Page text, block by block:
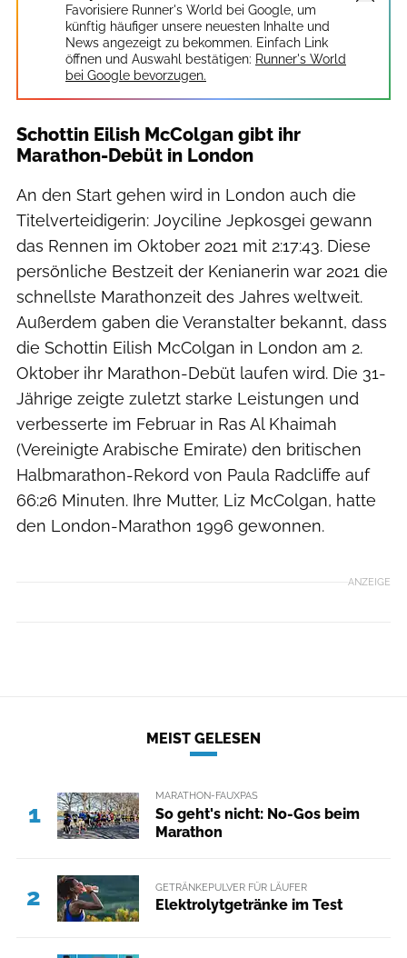
Favorisiere Runner's World bei Google, um
künftig häufiger unsere neuesten Inhalte und
News angezeigt zu bekommen. Einfach Link
öffnen und Auswahl bestätigen: Runner's World
bei Google bevorzugen.
Schottin Eilish McColgan gibt ihr
Marathon-Debüt in London
An den Start gehen wird in London auch die
Titelverteidigerin: Joyciline Jepkosgei gewann
das Rennen im Oktober 2021 mit 2:17:43. Diese
persönliche Bestzeit der Kenianerin war 2021 die
schnellste Marathonzeit des Jahres weltweit.
Außerdem gaben die Veranstalter bekannt, dass
die Schottin Eilish McColgan in London am 2.
Oktober ihr Marathon-Debüt laufen wird. Die 31-
Jährige zeigte zuletzt starke Leistungen und
verbesserte im Februar in Ras Al Khaimah
(Vereinigte Arabische Emirate) den britischen
Halbmarathon-Rekord von Paula Radcliffe auf
66:26 Minuten. Ihre Mutter, Liz McColgan, hatte
den London-Marathon 1996 gewonnen.
ANZEIGE
MEIST GELESEN
1
MARATHON-FAUXPAS
So geht's nicht: No-Gos beim
Marathon
2 GETRÄNKEPULVER FÜR LÄUFER
Elektrolytgetränke im Test